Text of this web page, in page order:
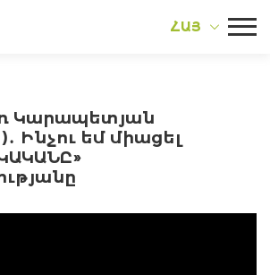
ՀԱՅ
Կարապետյան
Ինչու եմ միացել